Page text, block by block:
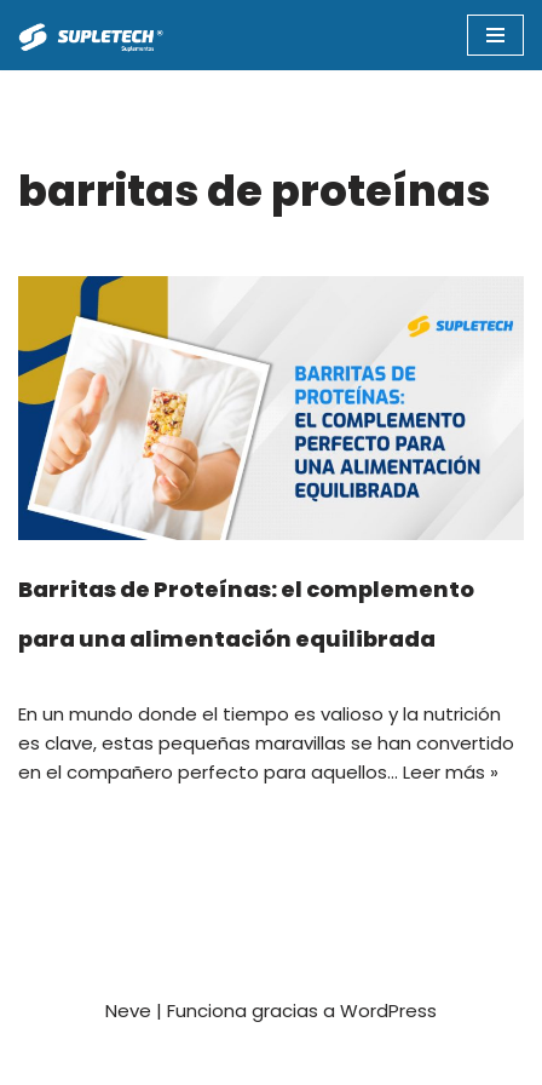
Saltar
barritas de proteínas
Barritas de Proteínas: el complemento
para una alimentación equilibrada
En un mundo donde el tiempo es valioso y la nutrición
es clave, estas pequeñas maravillas se han convertido
en el compañero perfecto para aquellos… Leer más »
Neve | Funciona gracias a WordPress